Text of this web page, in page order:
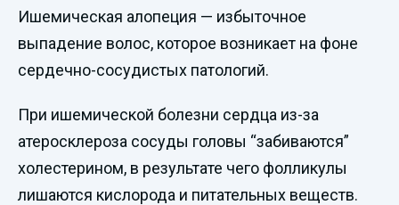
Ишемическая алопеция — избыточное
выпадение волос, которое возникает на фоне
сердечно-сосудистых патологий.
При ишемической болезни сердца из-за
атеросклероза сосуды головы “забиваются”
холестерином, в результате чего фолликулы
лишаются кислорода и питательных веществ.